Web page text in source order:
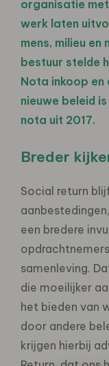
organisatie
werk laten
mens, milieu
bestuur stelde
Nota inkoop
nieuwe beleid
nota uit 2017.
Breder
Social return
een bredere
samenleving.
die moeilijker
het bieden van
door andere
krijgen hierbij